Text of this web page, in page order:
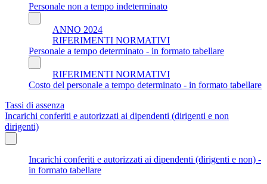
Personale non a tempo indeterminato
ANNO 2024
RIFERIMENTI NORMATIVI
Personale a tempo determinato - in formato tabellare
RIFERIMENTI NORMATIVI
Costo del personale a tempo determinato - in formato tabellare
Tassi di assenza
Incarichi conferiti e autorizzati ai dipendenti (dirigenti e non
dirigenti)
Incarichi conferiti e autorizzati ai dipendenti (dirigenti e non) -
in formato tabellare